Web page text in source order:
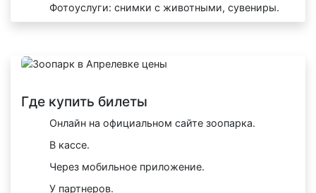
Фотоуслуги: снимки с животными, сувениры.
Где купить билеты
Онлайн на официальном сайте зоопарка.
В кассе.
Через мобильное приложение.
У партнеров.